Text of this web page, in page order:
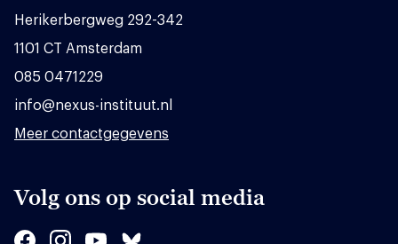
Herikerbergweg 292-342
1101 CT Amsterdam
085 0471229
info@nexus-instituut.nl
Meer contactgegevens
Volg ons op social media